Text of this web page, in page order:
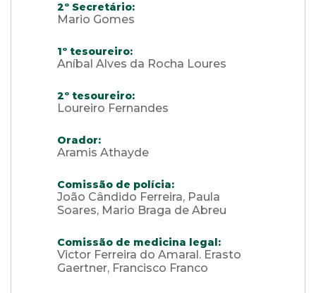
2º Secretário:
Mario Gomes
1º tesoureiro:
Aníbal Alves da Rocha Loures
2º tesoureiro:
Loureiro Fernandes
Orador:
Aramis Athayde
Comissão de polícia:
João Cândido Ferreira, Paula
Soares, Mario Braga de Abreu
Comissão de medicina legal:
Victor Ferreira do Amaral. Erasto
Gaertner, Francisco Franco